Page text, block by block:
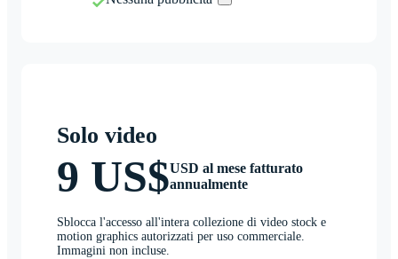
Solo video
9 US$USD al mese fatturato
annualmente
Sblocca l'accesso all'intera collezione di video stock e
motion graphics autorizzati per uso commerciale.
Immagini non incluse.